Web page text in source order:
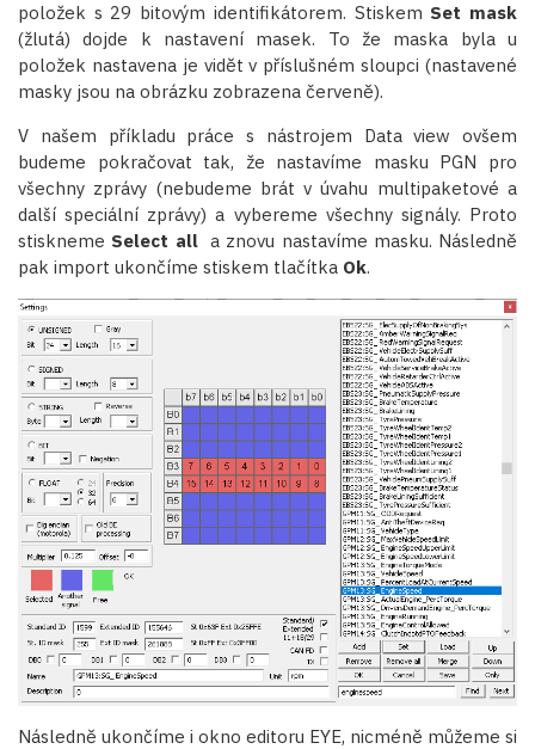
položek s 29 bitovým identifikátorem. Stiskem Set mask
(žlutá) dojde k nastavení masek. To že maska byla u
položek nastavena je vidět v příslušném sloupci (nastavené
masky jsou na obrázku zobrazena červeně).
V našem příkladu práce s nástrojem Data view ovšem
budeme pokračovat tak, že nastavíme masku PGN pro
všechny zprávy (nebudeme brát v úvahu multipaketové a
další speciální zprávy) a vybereme všechny signály. Proto
stiskneme Select alla znovu nastavíme masku. Následně
pak import ukončíme stiskem tlačítka Ok.
Následně ukončíme i okno editoru EYE, nicméně můžeme si